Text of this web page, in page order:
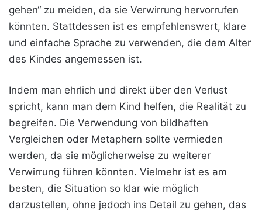
gehen“ zu meiden, da sie Verwirrung hervorrufen
könnten. Stattdessen ist es empfehlenswert, klare
und einfache Sprache zu verwenden, die dem Alter
des Kindes angemessen ist.
Indem man ehrlich und direkt über den Verlust
spricht, kann man dem Kind helfen, die Realität zu
begreifen. Die Verwendung von bildhaften
Vergleichen oder Metaphern sollte vermieden
werden, da sie möglicherweise zu weiterer
Verwirrung führen könnten. Vielmehr ist es am
besten, die Situation so klar wie möglich
darzustellen, ohne jedoch ins Detail zu gehen, das